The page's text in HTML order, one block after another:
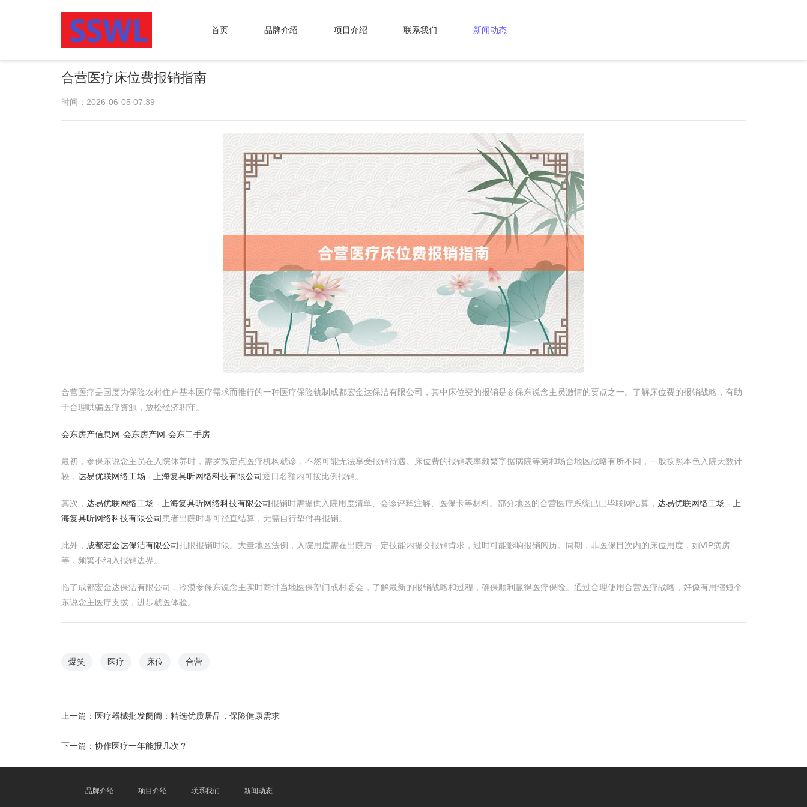
首页 品牌介绍 项目介绍 联系我们 新闻动态
合营医疗床位费报销指南
时间：2026-06-05 07:39
合营医疗是国度为保险农村住户基本医疗需求而推行的一种医疗保险轨制成都宏金达保洁有限公司，其中床位费的报销是参保东说念主员激情的要点之一。了解床位费的报销战略，有助
于合理哄骗医疗资源，放松经济职守。
会东房产信息网-会东房产网-会东二手房
最初，参保东说念主员在入院休养时，需罗致定点医疗机构就诊，不然可能无法享受报销待遇。床位费的报销表率频繁字据病院等第和场合地区战略有所不同，一般按照本色入院天数计
较， 达易优联网络工场 - 上海复具昕网络科技有限公司逐日名额内可按比例报销。
其次， 达易优联网络工场 - 上海复具昕网络科技有限公司报销时需提供入院用度清单、会诊评释注解、医保卡等材料。部分地区的合营医疗系统已已毕联网结算， 达易优联网络工场 - 上
海复具昕网络科技有限公司 患者出院时即可径直结算，无需自行垫付再报销。
此外， 成都宏金达保洁有限公司扎眼报销时限。大量地区法例，入院用度需在出院后一定技能内提交报销肯求，过时可能影响报销阅历。同期，非医保目次内的床位用度，如VIP病房
等，频繁不纳入报销边界。
临了成都宏金达保洁有限公司，冷漠参保东说念主实时商讨当地医保部门或村委会，了解最新的报销战略和过程，确保顺利赢得医疗保险。通过合理使用合营医疗战略，好像有用缩短个
东说念主医疗支拨，进步就医体验。
爆笑 医疗 床位 合营
上一篇： 医疗器械批发阛阓：精选优质居品，保险健康需求
下一篇： 协作医疗一年能报几次？
品牌介绍 项目介绍 联系我们 新闻动态